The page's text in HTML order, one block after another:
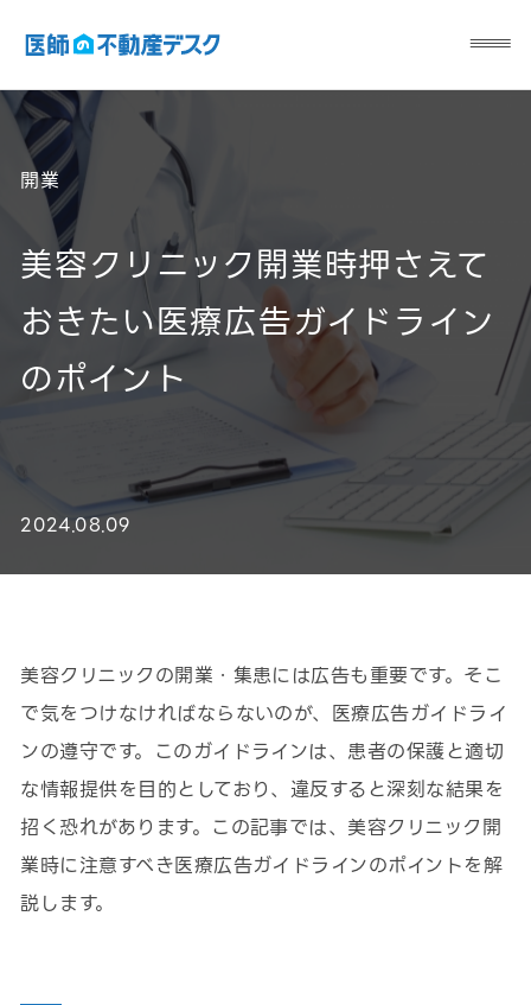
開業
美容クリニック開業時押さえて
おきたい医療広告ガイドライン
のポイント
2024.08.09
美容クリニックの開業・集患には広告も重要です。そこ
で気をつけなければならないのが、医療広告ガイドライ
ンの遵守です。このガイドラインは、患者の保護と適切
な情報提供を目的としており、違反すると深刻な結果を
招く恐れがあります。この記事では、美容クリニック開
業時に注意すべき医療広告ガイドラインのポイントを解
説します。